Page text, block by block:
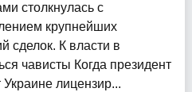
столкнулась с
крупнейших
сделок. К власти в
чависты Когда президент
лицензир...